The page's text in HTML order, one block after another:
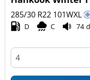
285/30 R22 101WXL
D C 74